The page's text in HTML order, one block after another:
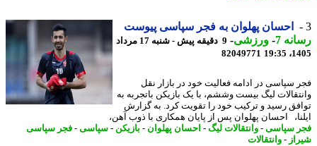
احسان پهلوان به فجر سپاسی پیوست
7
-ورزشی-
9 دقیقه پیش - شنبه 17 مرداد
82049771
سپاسی در ادامه فعالیت خود در بازار نقل
لیگ بیست وششم، با یک بازیکن باتجربه به
رسید و ترکیب خود را تقویت کرد. به گزارش
احسان پهلوان پس از پایان همکاری با ذوب آهن،
سپاسی-وانتقالات لیگ-احسان پهلوان- بازیکن -سپاسی-فجر سپاسی
- وانتقالات